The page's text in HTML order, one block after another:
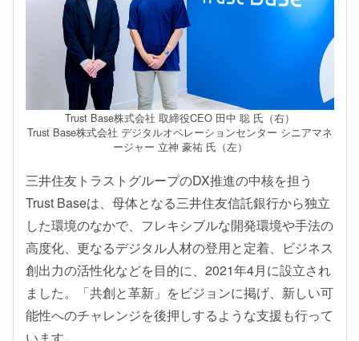
Trust Base株式会社 取締役CEO 田中 聡 氏（右）
Trust Base株式会社 デジタルオペレーションセンター シニアマネ
ージャー 立神 豪祐 氏（左）
三井住友トラストグループのDX推進の中核を担う
Trust Baseは、母体となる三井住友信託銀行から独立
した環境のなかで、フレキシブルな開発環境や手法の
高度化、更なるデジタル人材の登用と定着、ビジネス
創出力の活性化などを目的に、2021年4月に設立され
ました。「共創と革新」をビジョンに掲げ、新しい可
能性へのチャレンジを後押しするような支援も行って
います。